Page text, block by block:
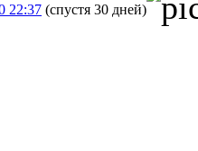
22:37 (спустя 30 дней)